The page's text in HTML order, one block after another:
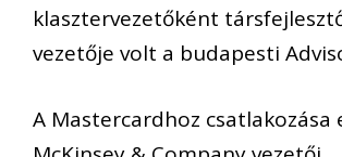
klasztervezetőként
vezetője volt a budapesti
A Mastercardhoz csatlakozása